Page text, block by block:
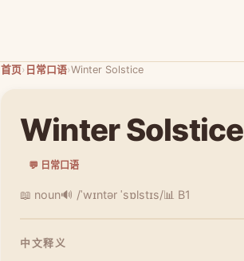
首页› 日常口语›Winter Solstice
Winter Solstice
💬 日常口语
📖 noun🔊 /ˈwɪntər ˈsɒlstɪs/📊 B1
中文释义